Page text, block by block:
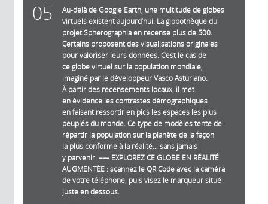
05
Au-delà de Google Earth, une multitude de globes
virtuels existent aujourd’hui. La globothèque du
projet Spherographia en recense plus de 500.
Certains proposent des visualisations originales
pour valoriser leurs données. C’est le cas de
ce globe virtuel sur la population mondiale,
imaginé par le développeur Vasco Asturiano.
À partir des recensements locaux, il met
en évidence les contrastes démographiques
en faisant ressortir en pics les espaces les plus
peuplés du monde. Ce type de modèles tente de
répartir la population sur la planète de la façon
la plus conforme à la réalité… sans jamais
y parvenir. ––– EXPLOREZ CE GLOBE EN RÉALITÉ
AUGMENTÉE : scannez le QR Code avec la caméra
de votre téléphone, puis visez le marqueur situé
juste en dessous.